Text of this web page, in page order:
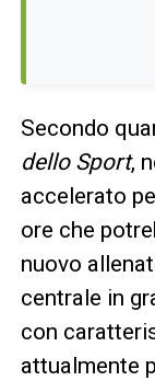
Secondo
dello Sport,
accelerato
ore che
nuovo
centrale in
con
attualmente